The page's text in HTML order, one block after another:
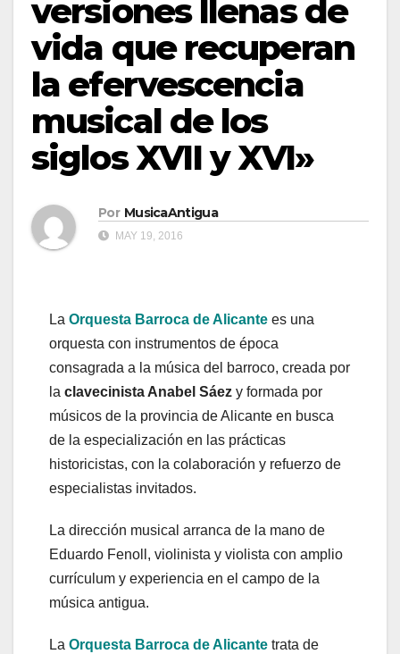
versiones llenas de
vida que recuperan
la efervescencia
musical de los
siglos XVII y XVI»
Por MusicaAntigua
MAY 19, 2016
La Orquesta Barroca de Alicante es una
orquesta con instrumentos de época
consagrada a la música del barroco, creada por
la clavecinista Anabel Sáez y formada por
músicos de la provincia de Alicante en busca
de la especialización en las prácticas
historicistas, con la colaboración y refuerzo de
especialistas invitados.
La dirección musical arranca de la mano de
Eduardo Fenoll, violinista y violista con amplio
currículum y experiencia en el campo de la
música antigua.
La Orquesta Barroca de Alicante trata de